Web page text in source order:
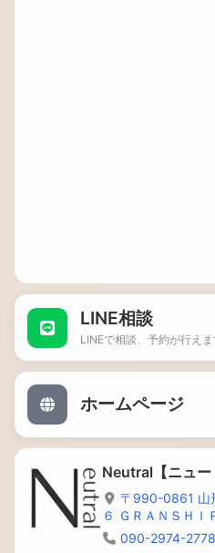
LINE相談
LINEで相談、予約が行えま
ホームページ
Neutral【ニュー
〒990-0861 山
６ ＧＲＡＮＳＨＩ
090-2974-2778